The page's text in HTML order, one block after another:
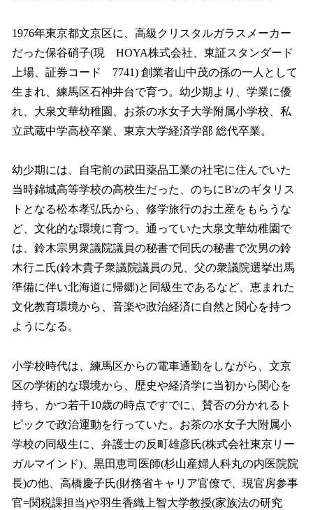
1976年東京都文京区に、高級クリスタルガラスメーカー
だった保谷硝子(現 HOYA株式会社、東証スタンダード
上場、証券コード 7741) 創業者山中茂の孫の一人として
生まれ、練馬区石神井台で育つ。幼少期より、学業に優
れ、大泉文華幼稚園、お茶の水女子大学附属小学校、私
立武蔵中学高校卒業、東京大学経済学部 総代卒業。
幼少期には、自宅前の武田薬品工業の社宅に住んでいた
当時錦城高等学校の高校生だった、のちにB'zのギタリス
トとなる松本孝弘氏から、修学旅行のお土産をもらうな
ど、文化的な環境に育つ。通っていた大泉文華幼稚園で
は、鈴木宗男衆議院議員の秘書で同氏の秘書で次男の鈴
木行ニ氏(鈴木貴子衆議院議員の兄、父の衆議院選挙出馬
準備に伴い北海道に帰郷)と同級生であるなど、恵まれた
文化教育環境から、音楽や政治経済に自然と関心を持つ
ようになる。
小学校時代は、練馬区からの電車通勤をしながら、文京
区の学術的な環境から、歴史や経済学に当初から関心を
持ち、かつ若干10歳の時点ですでに、賛否の分かれるト
ピックで政治運動を行っていた。お茶の水女子大附属小
学校の同級生に、弁護士の反町雄彦氏(株式会社東京リー
ガルマインド)、黒田恵司医師(杉山産婦人科丸の内医院院
長)の他、高橋慶子氏(財務省キャリア官僚で、現官房参事
官=関税課担当)や羽生香織上智大学教授(家族法の研究